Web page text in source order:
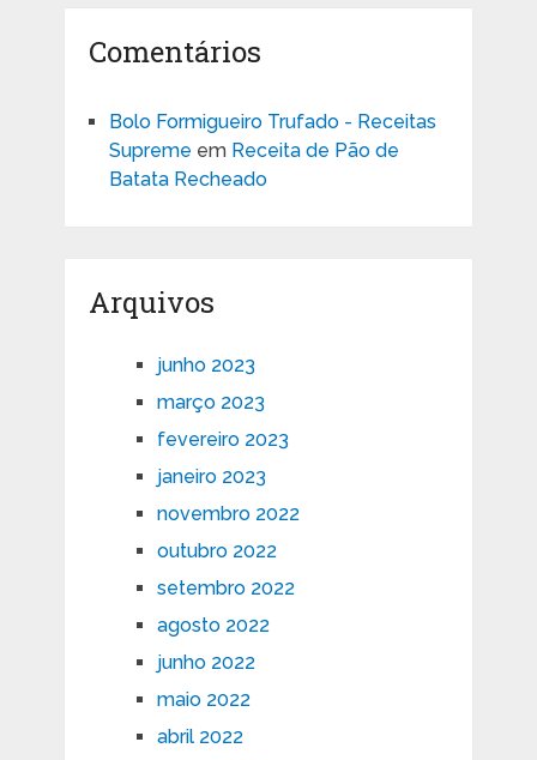
Comentários
Bolo Formigueiro Trufado - Receitas
Supreme em Receita de Pão de
Batata Recheado
Arquivos
junho 2023
março 2023
fevereiro 2023
janeiro 2023
novembro 2022
outubro 2022
setembro 2022
agosto 2022
junho 2022
maio 2022
abril 2022